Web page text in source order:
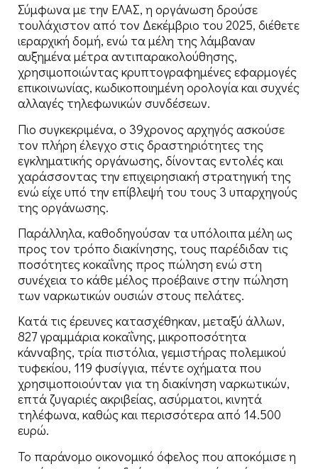
Σύμφωνα με την ΕΛΑΣ, η οργάνωση δρούσε
τουλάχιστον από τον Δεκέμβριο του 2025, διέθετε
ιεραρχική δομή, ενώ τα μέλη της λάμβαναν
αυξημένα μέτρα αντιπαρακολούθησης,
χρησιμοποιώντας κρυπτογραφημένες εφαρμογές
επικοινωνίας, κωδικοποιημένη ορολογία και συχνές
αλλαγές τηλεφωνικών συνδέσεων.
Πιο συγκεκριμένα, ο 39χρονος αρχηγός ασκούσε
τον πλήρη έλεγχο στις δραστηριότητες της
εγκληματικής οργάνωσης, δίνοντας εντολές και
χαράσσοντας την επιχειρησιακή στρατηγική της
ενώ είχε υπό την επίβλεψή του τους 3 υπαρχηγούς
της οργάνωσης.
Παράλληλα, καθοδηγούσαν τα υπόλοιπα μέλη ως
προς τον τρόπο διακίνησης, τους παρέδιδαν τις
ποσότητες κοκαΐνης προς πώληση ενώ στη
συνέχεια το κάθε μέλος προέβαινε στην πώληση
των ναρκωτικών ουσιών στους πελάτες.
Κατά τις έρευνες κατασχέθηκαν, μεταξύ άλλων,
827 γραμμάρια κοκαΐνης, μικροποσότητα
κάνναβης, τρία πιστόλια, γεμιστήρας πολεμικού
τυφεκίου, 119 φυσίγγια, πέντε οχήματα που
χρησιμοποιούνταν για τη διακίνηση ναρκωτικών,
επτά ζυγαριές ακριβείας, ασύρματοι, κινητά
τηλέφωνα, καθώς και περισσότερα από 14.500
ευρώ.
Το παράνομο οικονομικό όφελος που αποκόμισε η